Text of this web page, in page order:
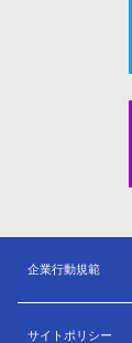
企業行動規範
サイトポリシー